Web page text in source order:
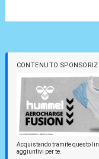
CONTENUTO
Acquistando tramite questo
aggiuntivi per te.